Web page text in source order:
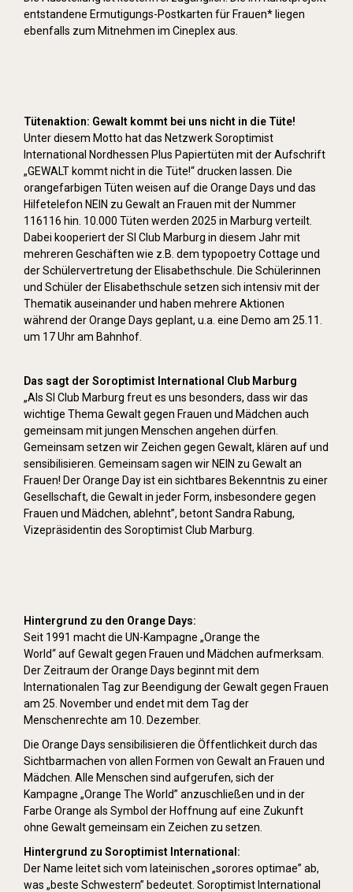
entstandene Ermutigungs-Postkarten für Frauen* liegen
ebenfalls zum Mitnehmen im Cineplex aus.
Tütenaktion: Gewalt kommt bei uns nicht in die Tüte!
Unter diesem Motto hat das Netzwerk Soroptimist
International Nordhessen Plus Papiertüten mit der Aufschrift
„GEWALT kommt nicht in die Tüte!“ drucken lassen. Die
orangefarbigen Tüten weisen auf die Orange Days und das
Hilfetelefon NEIN zu Gewalt an Frauen mit der Nummer
116116 hin. 10.000 Tüten werden 2025 in Marburg verteilt.
Dabei kooperiert der SI Club Marburg in diesem Jahr mit
mehreren Geschäften wie z.B. dem typopoetry Cottage und
der Schülervertretung der Elisabethschule. Die Schülerinnen
und Schüler der Elisabethschule setzen sich intensiv mit der
Thematik auseinander und haben mehrere Aktionen
während der Orange Days geplant, u.a. eine Demo am 25.11.
um 17 Uhr am Bahnhof.
Das sagt der Soroptimist International Club Marburg
„Als SI Club Marburg freut es uns besonders, dass wir das
wichtige Thema Gewalt gegen Frauen und Mädchen auch
gemeinsam mit jungen Menschen angehen dürfen.
Gemeinsam setzen wir Zeichen gegen Gewalt, klären auf und
sensibilisieren. Gemeinsam sagen wir NEIN zu Gewalt an
Frauen! Der Orange Day ist ein sichtbares Bekenntnis zu einer
Gesellschaft, die Gewalt in jeder Form, insbesondere gegen
Frauen und Mädchen, ablehnt”, betont Sandra Rabung,
Vizepräsidentin des Soroptimist Club Marburg.
Hintergrund zu den Orange Days:
Seit 1991 macht die UN-Kampagne „Orange the
World“ auf Gewalt gegen Frauen und Mädchen aufmerksam.
Der Zeitraum der Orange Days beginnt mit dem
Internationalen Tag zur Beendigung der Gewalt gegen Frauen
am 25. November und endet mit dem Tag der
Menschenrechte am 10. Dezember.
Die Orange Days sensibilisieren die Öffentlichkeit durch das
Sichtbarmachen von allen Formen von Gewalt an Frauen und
Mädchen. Alle Menschen sind aufgerufen, sich der
Kampagne „Orange The World” anzuschließen und in der
Farbe Orange als Symbol der Hoffnung auf eine Zukunft
ohne Gewalt gemeinsam ein Zeichen zu setzen.
Hintergrund zu Soroptimist International:
Der Name leitet sich vom lateinischen „sorores optimae” ab,
was „beste Schwestern” bedeutet. Soroptimist International